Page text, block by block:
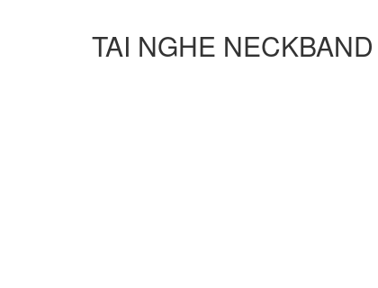
TAI NGHE